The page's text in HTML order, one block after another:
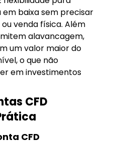
baixa sem precisar
venda física. Além
alavancagem,
um valor maior do
o que não
em investimentos
CFD
CFD